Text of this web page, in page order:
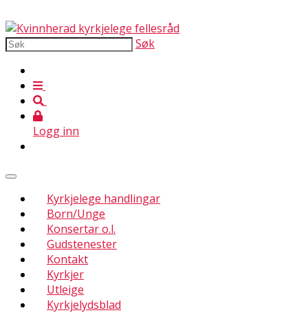
Søk
Logg inn
Kyrkjelege handlingar
Born/Unge
Konsertar o.l.
Gudstenester
Kontakt
Kyrkjer
Utleige
Kyrkjelydsblad